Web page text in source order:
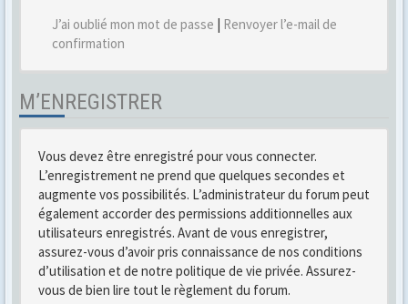
J’ai oublié mon mot de passe | Renvoyer l’e-mail de
confirmation
M’ENREGISTRER
Vous devez être enregistré pour vous connecter.
L’enregistrement ne prend que quelques secondes et
augmente vos possibilités. L’administrateur du forum peut
également accorder des permissions additionnelles aux
utilisateurs enregistrés. Avant de vous enregistrer,
assurez-vous d’avoir pris connaissance de nos conditions
d’utilisation et de notre politique de vie privée. Assurez-
vous de bien lire tout le règlement du forum.